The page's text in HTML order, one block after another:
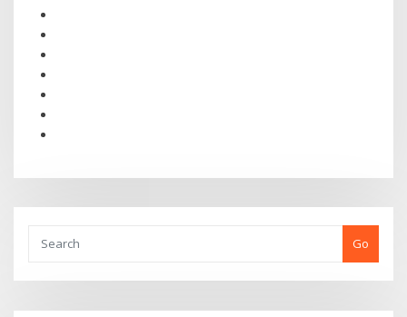
Go